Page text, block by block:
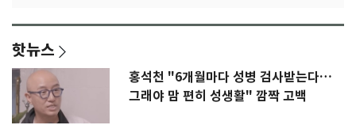
핫뉴스
홍석천 "6개월마다 성병 검사받는다…
그래야 맘 편히 성생활" 깜짝 고백